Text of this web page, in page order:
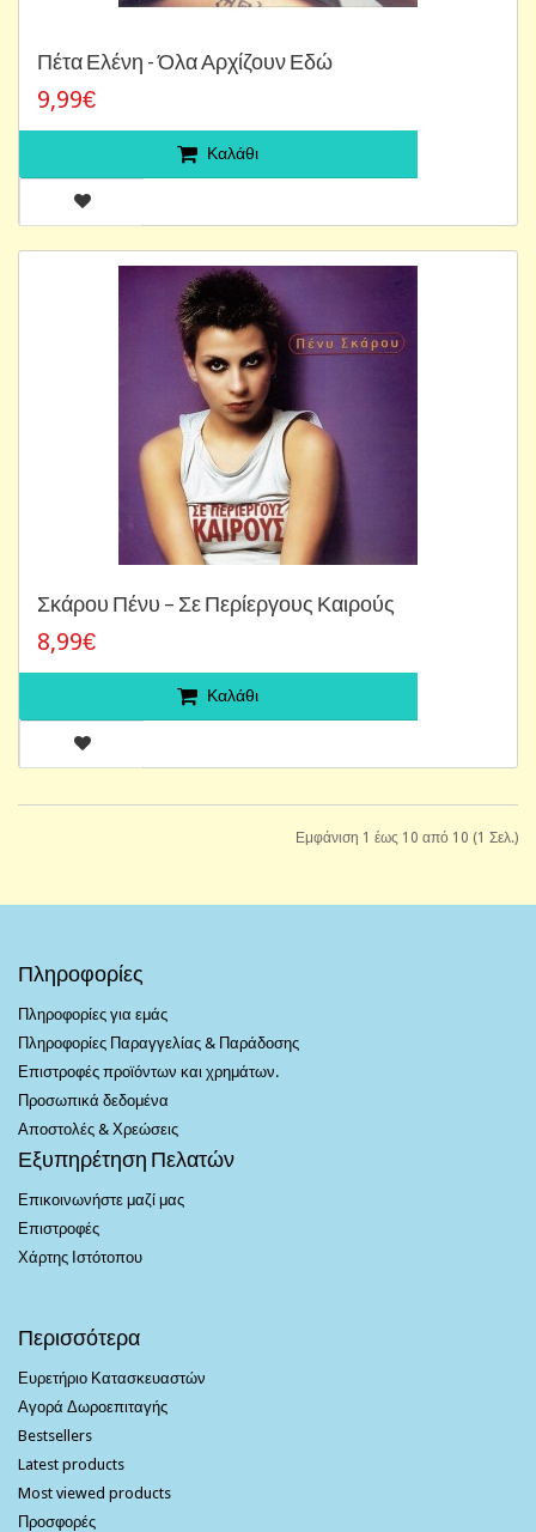
Πέτα Ελένη - Όλα Αρχίζουν Εδώ
9,99€
Καλάθι
Σκάρου Πένυ ‎– Σε Περίεργους Καιρούς
8,99€
Καλάθι
Εμφάνιση 1 έως 10 από 10 (1 Σελ.)
Πληροφορίες
Πληροφορίες για εμάς
Πληροφορίες Παραγγελίας & Παράδοσης
Επιστροφές προϊόντων και χρημάτων.
Προσωπικά δεδομένα
Αποστολές & Χρεώσεις
Εξυπηρέτηση Πελατών
Επικοινωνήστε μαζί μας
Επιστροφές
Χάρτης Ιστότοπου
Περισσότερα
Ευρετήριο Κατασκευαστών
Αγορά Δωροεπιταγής
Bestsellers
Latest products
Most viewed products
Προσφορές